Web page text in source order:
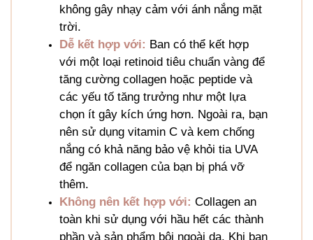
không gây nhạy cảm với ánh nắng mặt
trời.
Dễ kết hợp với: Ban có thể kết hợp
với một loại retinoid tiêu chuẩn vàng để
tăng cường collagen hoặc peptide và
các yếu tố tăng trưởng như một lựa
chọn ít gây kích ứng hơn. Ngoài ra, bạn
nên sử dụng vitamin C và kem chống
nắng có khả năng bảo vệ khỏi tia UVA
để ngăn collagen của bạn bị phá vỡ
thêm.
Không nên kết hợp với: Collagen an
toàn khi sử dụng với hầu hết các thành
phần và sản phẩm bôi ngoài da. Khi bạn